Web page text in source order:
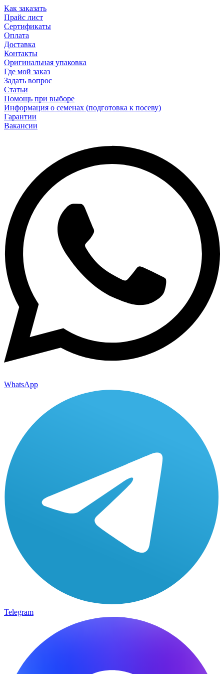
Как заказать
Прайс лист
Сертификаты
Оплата
Доставка
Контакты
Оригинальная упаковка
Где мой заказ
Задать вопрос
Статьи
Помощь при выборе
Информация о семенах (подготовка к посеву)
Гарантии
Вакансии
WhatsApp
Telegram